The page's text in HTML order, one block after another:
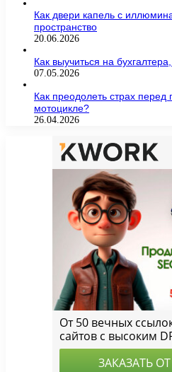
Как двери капель с
пространство
20.06.2026
Как выучиться на
07.05.2026
Как преодолеть страх
мотоцикле?
26.04.2026